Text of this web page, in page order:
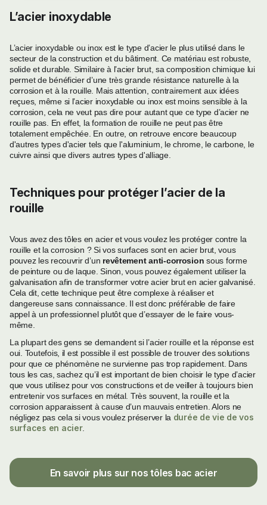
L’acier inoxydable
L’acier inoxydable ou inox est le type d’acier le plus utilisé dans le
secteur de la construction et du bâtiment. Ce matériau est robuste,
solide et durable. Similaire à l’acier brut, sa composition chimique lui
permet de bénéficier d’une très grande résistance naturelle à la
corrosion et à la rouille. Mais attention, contrairement aux idées
reçues, même si l’acier inoxydable ou inox est moins sensible à la
corrosion, cela ne veut pas dire pour autant que ce type d’acier ne
rouille pas. En effet, la formation de rouille ne peut pas être
totalement empêchée. En outre, on retrouve encore beaucoup
d'autres types d'acier tels que l'aluminium, le chrome, le carbone, le
cuivre ainsi que divers autres types d'alliage.
Techniques pour protéger l’acier de la
rouille
Vous avez des tôles en acier et vous voulez les protéger contre la
rouille et la corrosion ?Si vos surfaces sont en acier brut, vous
pouvez les recouvrir d’un revêtement anti-corrosion sous forme
de peinture ou de laque. Sinon, vous pouvez également utiliser la
galvanisation afin de transformer votre acier brut en acier galvanisé.
Cela dit, cette technique peut être complexe à réaliser et
dangereuse sans connaissance. Il est donc préférable de faire
appel à un professionnel plutôt que d’essayer de le faire vous-
même.
La plupart des gens se demandent si l’acier rouille et la réponse est
oui. Toutefois, il est possible il est possible de trouver des solutions
pour que ce phénomène ne survienne pas trop rapidement. Dans
tous les cas, sachez qu’il est important de bien choisir le type d’acier
que vous utilisez pour vos constructions et de veiller à toujours bien
entretenir vos surfaces en métal. Très souvent, la rouille et la
corrosion apparaissent à cause d’un mauvais entretien. Alors ne
négligez pas cela si vous voulez préserver la durée de vie de vos
surfaces en acier.
En savoir plus sur nos tôles bac acier